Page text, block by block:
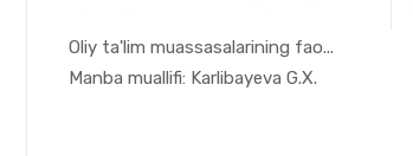
Oliy ta'lim muassasalarining fao...
Manba muallifi: Karlibayeva G.X.
In Monogra...